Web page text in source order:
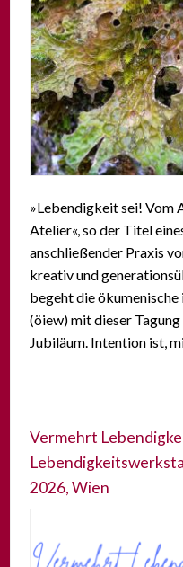
»Lebendigkeit sei! Vom
Atelier«, so der Titel
anschließender Praxis
kreativ und
begeht die
(öiew) mit dieser
Jubiläum. Intention ist,
Vermehrt
2026, Wien